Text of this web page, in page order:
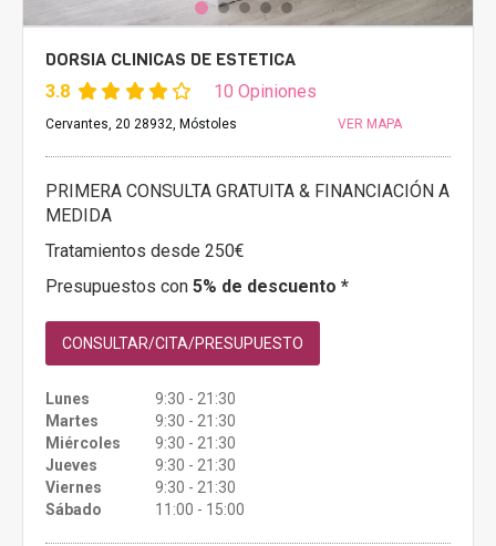
DORSIA CLINICAS DE ESTETICA
3.8 10 Opiniones
Cervantes, 20 28932, Móstoles VER MAPA
PRIMERA CONSULTA GRATUITA & FINANCIACIÓN A
MEDIDA
Tratamientos desde 250€
Presupuestos con 5% de descuento *
CONSULTAR/CITA/PRESUPUESTO
Lunes
9:30 - 21:30
Martes
9:30 - 21:30
Miércoles
9:30 - 21:30
Jueves
9:30 - 21:30
Viernes
9:30 - 21:30
Sábado
11:00 - 15:00